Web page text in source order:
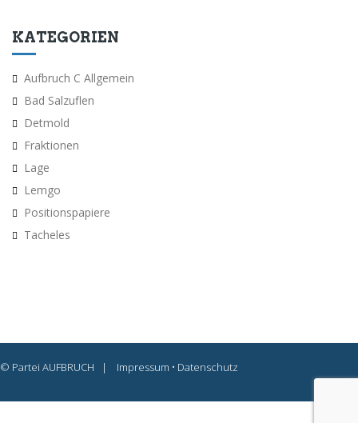
KATEGORIEN
Aufbruch C Allgemein
Bad Salzuflen
Detmold
Fraktionen
Lage
Lemgo
Positionspapiere
Tacheles
© Partei AUFBRUCH | Impressum • Datenschutz